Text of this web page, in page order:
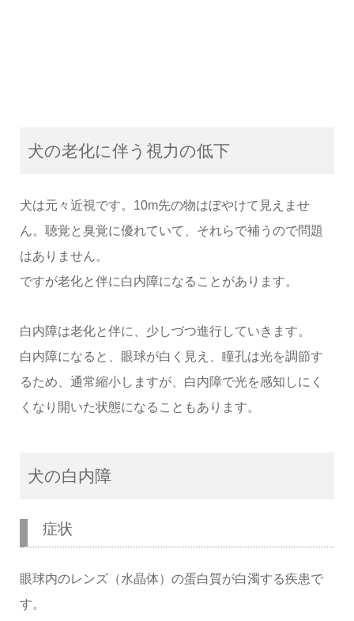
犬の老化に伴う視力の低下
犬は元々近視です。10m先の物はぼやけて見えませ
ん。聴覚と臭覚に優れていて、それらで補うので問題
はありません。
ですが老化と伴に白内障になることがあります。
白内障は老化と伴に、少しづつ進行していきます。
白内障になると、眼球が白く見え、瞳孔は光を調節す
るため、通常縮小しますが、白内障で光を感知しにく
くなり開いた状態になることもあります。
犬の白内障
症状
眼球内のレンズ（水晶体）の蛋白質が白濁する疾患で
す。